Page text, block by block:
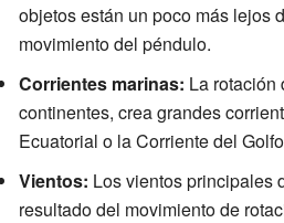
objetos están un poco más lejos
movimiento del péndulo.
Corrientes marinas: La rotación
continentes, crea grandes
Ecuatorial o la Corriente del
Vientos: Los vientos principales
resultado del movimiento de